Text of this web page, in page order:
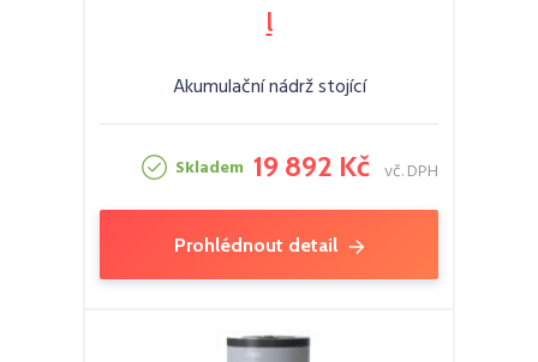
l
Akumulační nádrž stojící
Skladem 19 892 Kč vč. DPH
Prohlédnout detail